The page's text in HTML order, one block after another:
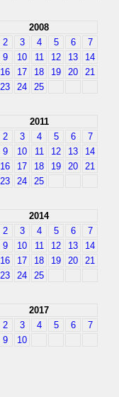
2008
2 3 4 5 6
7
9 10 11 12 13
14
16 17 18 19 20
21
23 24 25
2011
2 3 4 5 6
7
9 10 11 12 13
14
16 17 18 19 20
21
23 24 25
2014
2 3 4 5 6
7
9 10 11 12 13
14
16 17 18 19 20
21
23 24 25
2017
2 3 4 5 6
7
9 10